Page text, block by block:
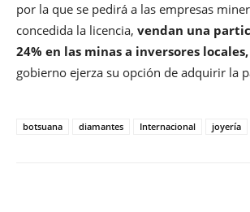
por la que se pedirá a las empresas
concedida la licencia, vendan una
24% en las minas a inversores locales,
gobierno ejerza su opción de adquirir la
botsuana diamantes Internacional joyería